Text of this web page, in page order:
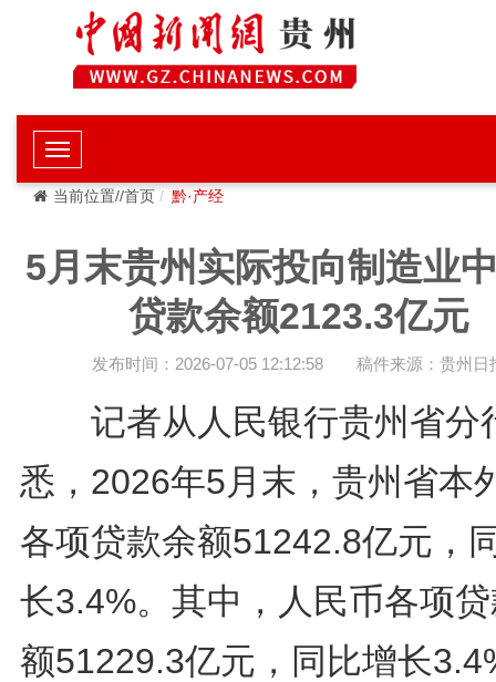
当前位置//首页 黔·产经
5月末贵州实际投向制造业
贷款余额2123.3亿元
发布时间：2026-07-05 12:12:58 稿件来源：贵州日
记者从人民银行贵州省分
悉，2026年5月末，贵州省本
各项贷款余额51242.8亿元，
长3.4%。其中，人民币各项
额51229.3亿元，同比增长